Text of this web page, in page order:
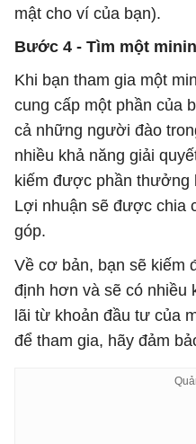
mật cho ví của bạn).
Bước 4 - Tìm một
Khi bạn tham gia một
cung cấp một phần của
cả những người đào
nhiều khả năng giải
kiếm được phần thưởng
Lợi nhuận sẽ được chia
góp.
Về cơ bản, bạn sẽ kiếm
định hơn và sẽ có nhiều
lãi từ khoản đầu tư của
để tham gia, hãy đảm